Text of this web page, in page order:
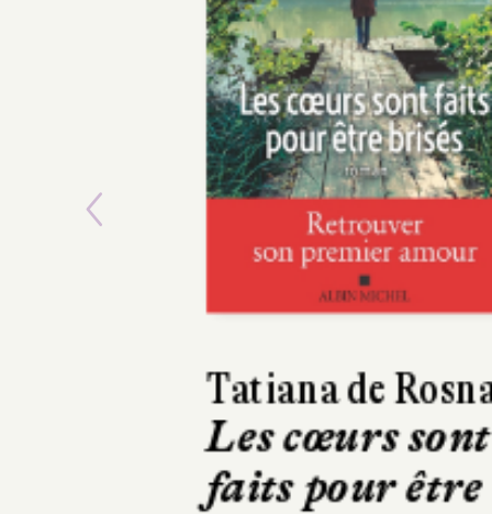
Richard O'Rawe
Braquage à
Belfast
Previous